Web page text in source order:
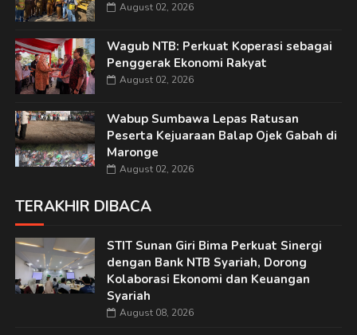
August 02, 2026
Wagub NTB: Perkuat Koperasi sebagai
Penggerak Ekonomi Rakyat
August 02, 2026
Wabup Sumbawa Lepas Ratusan
Peserta Kejuaraan Balap Ojek Gabah di
Maronge
August 02, 2026
TERAKHIR DIBACA
STIT Sunan Giri Bima Perkuat Sinergi
dengan Bank NTB Syariah, Dorong
Kolaborasi Ekonomi dan Keuangan
Syariah
August 08, 2026